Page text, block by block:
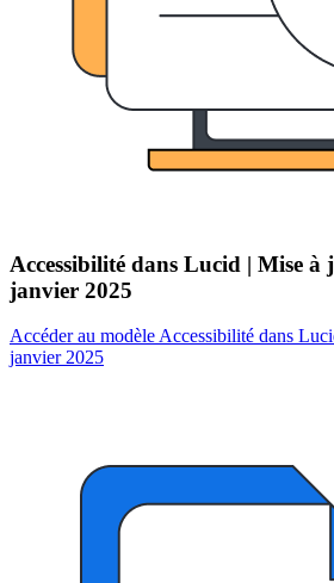
Accessibilité dans Lucid | Mise à
janvier 2025
Accéder au modèle Accessibilité dans
janvier 2025